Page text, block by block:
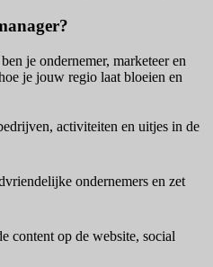
je ondernemer, marketeer en
je jouw regio laat bloeien en
activiteiten en uitjes in de
ondernemers en zet
content op de website, social